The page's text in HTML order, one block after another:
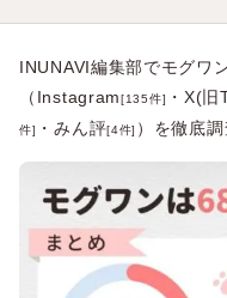
INUNAVI編集部でモグワ
（Instagram[135件] ・X(
件] ・みん評[4件] ）を徹底